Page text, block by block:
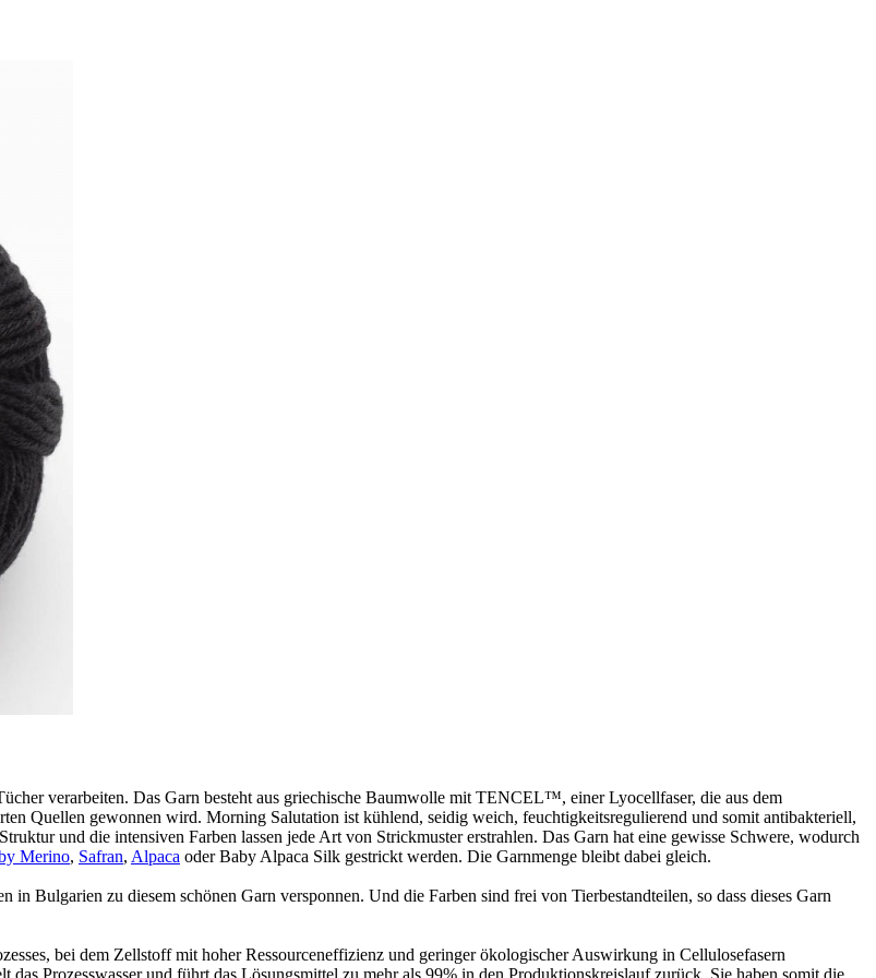
verarbeiten. Das Garn besteht aus griechische Baumwolle mit TENCEL™, einer Lyocellfaser, die aus dem
Quellen gewonnen wird. Morning Salutation ist kühlend, seidig weich, feuchtigkeitsregulierend und somit antibakteriell,
und die intensiven Farben lassen jede Art von Strickmuster erstrahlen. Das Garn hat eine gewisse Schwere, wodurch
Merino, Safran, Alpaca oder Baby Alpaca Silk gestrickt werden. Die Garnmenge bleibt dabei gleich.
Bulgarien zu diesem schönen Garn versponnen. Und die Farben sind frei von Tierbestandteilen, so dass dieses Garn
bei dem Zellstoff mit hoher Ressourceneffizienz und geringer ökologischer Auswirkung in Cellulosefasern
Prozesswasser und führt das Lösungsmittel zu mehr als 99% in den Produktionskreislauf zurück. Sie haben somit die